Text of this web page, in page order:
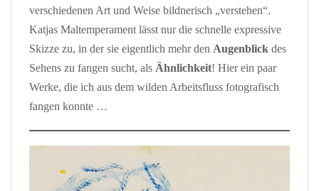
verschiedenen Art und Weise bildnerisch „verstehen“.
Katjas Maltemperament lässt nur die schnelle expressive
Skizze zu, in der sie eigentlich mehr den Augenblick des
Sehens zu fangen sucht, als Ähnlichkeit! Hier ein paar
Werke, die ich aus dem wilden Arbeitsfluss fotografisch
fangen konnte …